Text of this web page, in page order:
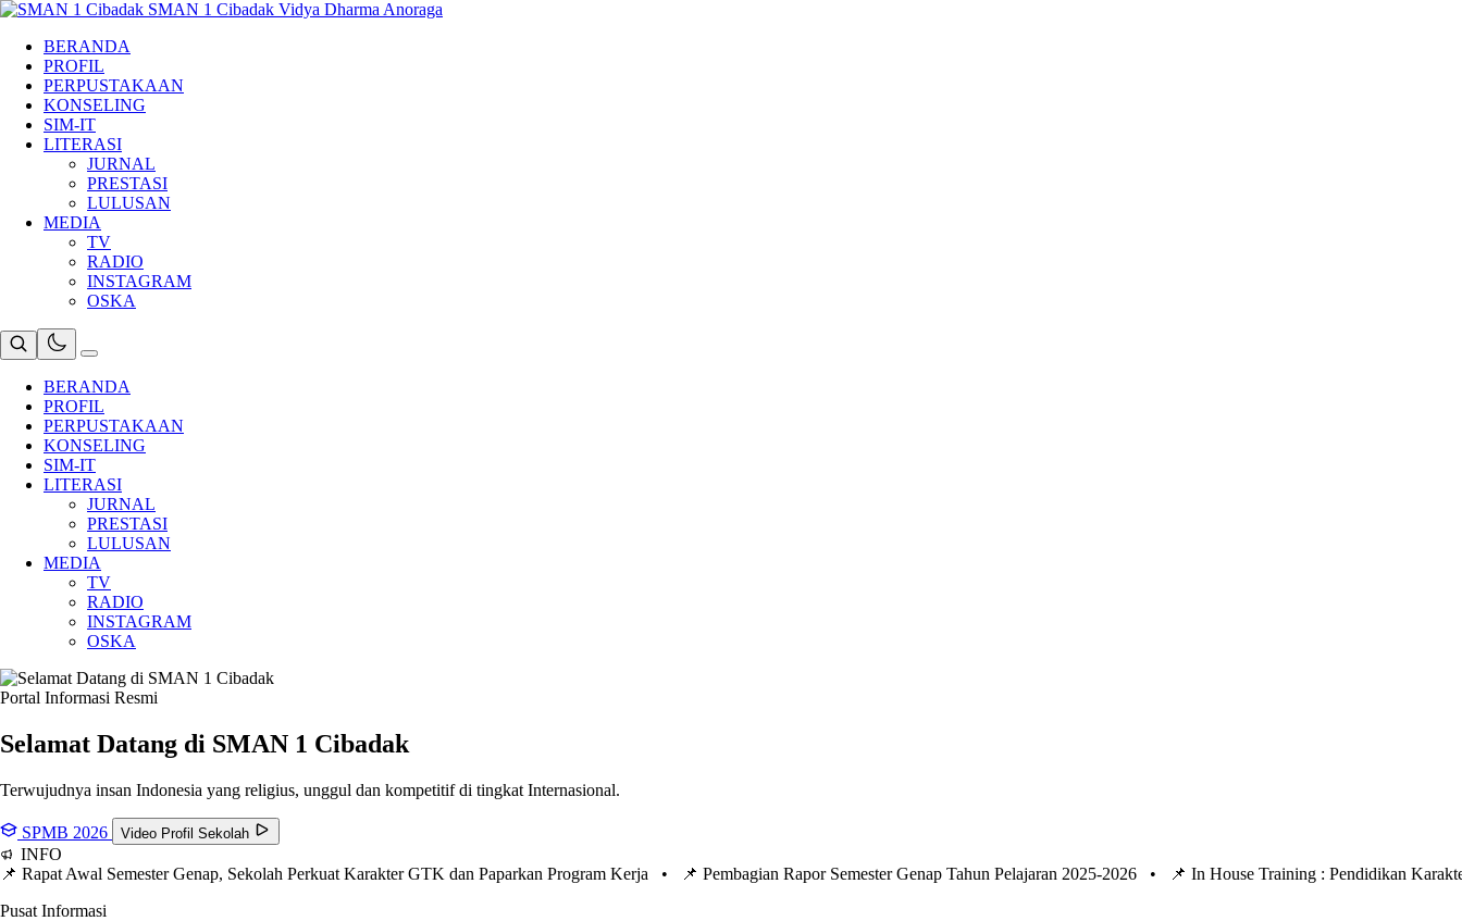
Skip
content
SMAN 1 Cibadak Vidya Dharma Anoraga
BERANDA
PROFIL
PERPUSTAKAAN
KONSELING
SIM-IT
LITERASI
JURNAL
PRESTASI
LULUSAN
MEDIA
TV
RADIO
INSTAGRAM
OSKA
BERANDA
PROFIL
PERPUSTAKAAN
KONSELING
SIM-IT
LITERASI
JURNAL
PRESTASI
LULUSAN
MEDIA
TV
RADIO
INSTAGRAM
OSKA
Portal Informasi Resmi
Selamat Datang di SMAN 1 Cibadak
Terwujudnya insan Indonesia yang religius, unggul dan kompetitif di tingkat Internasional.
SPMB 2026 Video Profil Sekolah
INFO
📌 Rapat Awal Semester Genap, Sekolah Perkuat Karakter GTK dan Paparkan Program Kerja •
📌 Pembagian Rapor Semester Genap Tahun Pelajaran 2025-2026 •
📌 In House Training : Pendidikan
Pusat Informasi